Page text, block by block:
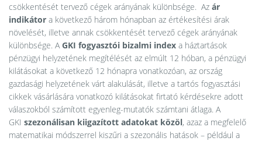
csökkentését tervező cégek arányának különbsége. Az ár
indikátor a következő három hónapban az értékesítési árak
növelését, illetve annak csökkentését tervező cégek arányának
különbsége. AGKI fogyasztói bizalmi index a háztartások
pénzügyi helyzetének megítélését az elmúlt 12 hóban, a pénzügyi
kilátásokat a következő 12 hónapra vonatkozóan, az ország
gazdasági helyzetének várt alakulását, illetve a tartós fogyasztási
cikkek vásárlására vonatkozó kilátásokat firtató kérdésekre adott
válaszokból számított egyenleg-mutatók számtani átlaga. A
GKI szezonálisan kiigazított adatokat közöl, azaz a megfelelő
matematikai módszerrel kiszűri a szezonális hatások – például a